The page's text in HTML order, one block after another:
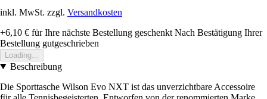
inkl. MwSt. zzgl. Versandkosten
+6,10 € für Ihre nächste Bestellung geschenkt Nach Bestätigung Ihrer
Bestellung gutgeschrieben
Loading...
Beschreibung
Die Sporttasche Wilson Evo NXT ist das unverzichtbare Accessoire